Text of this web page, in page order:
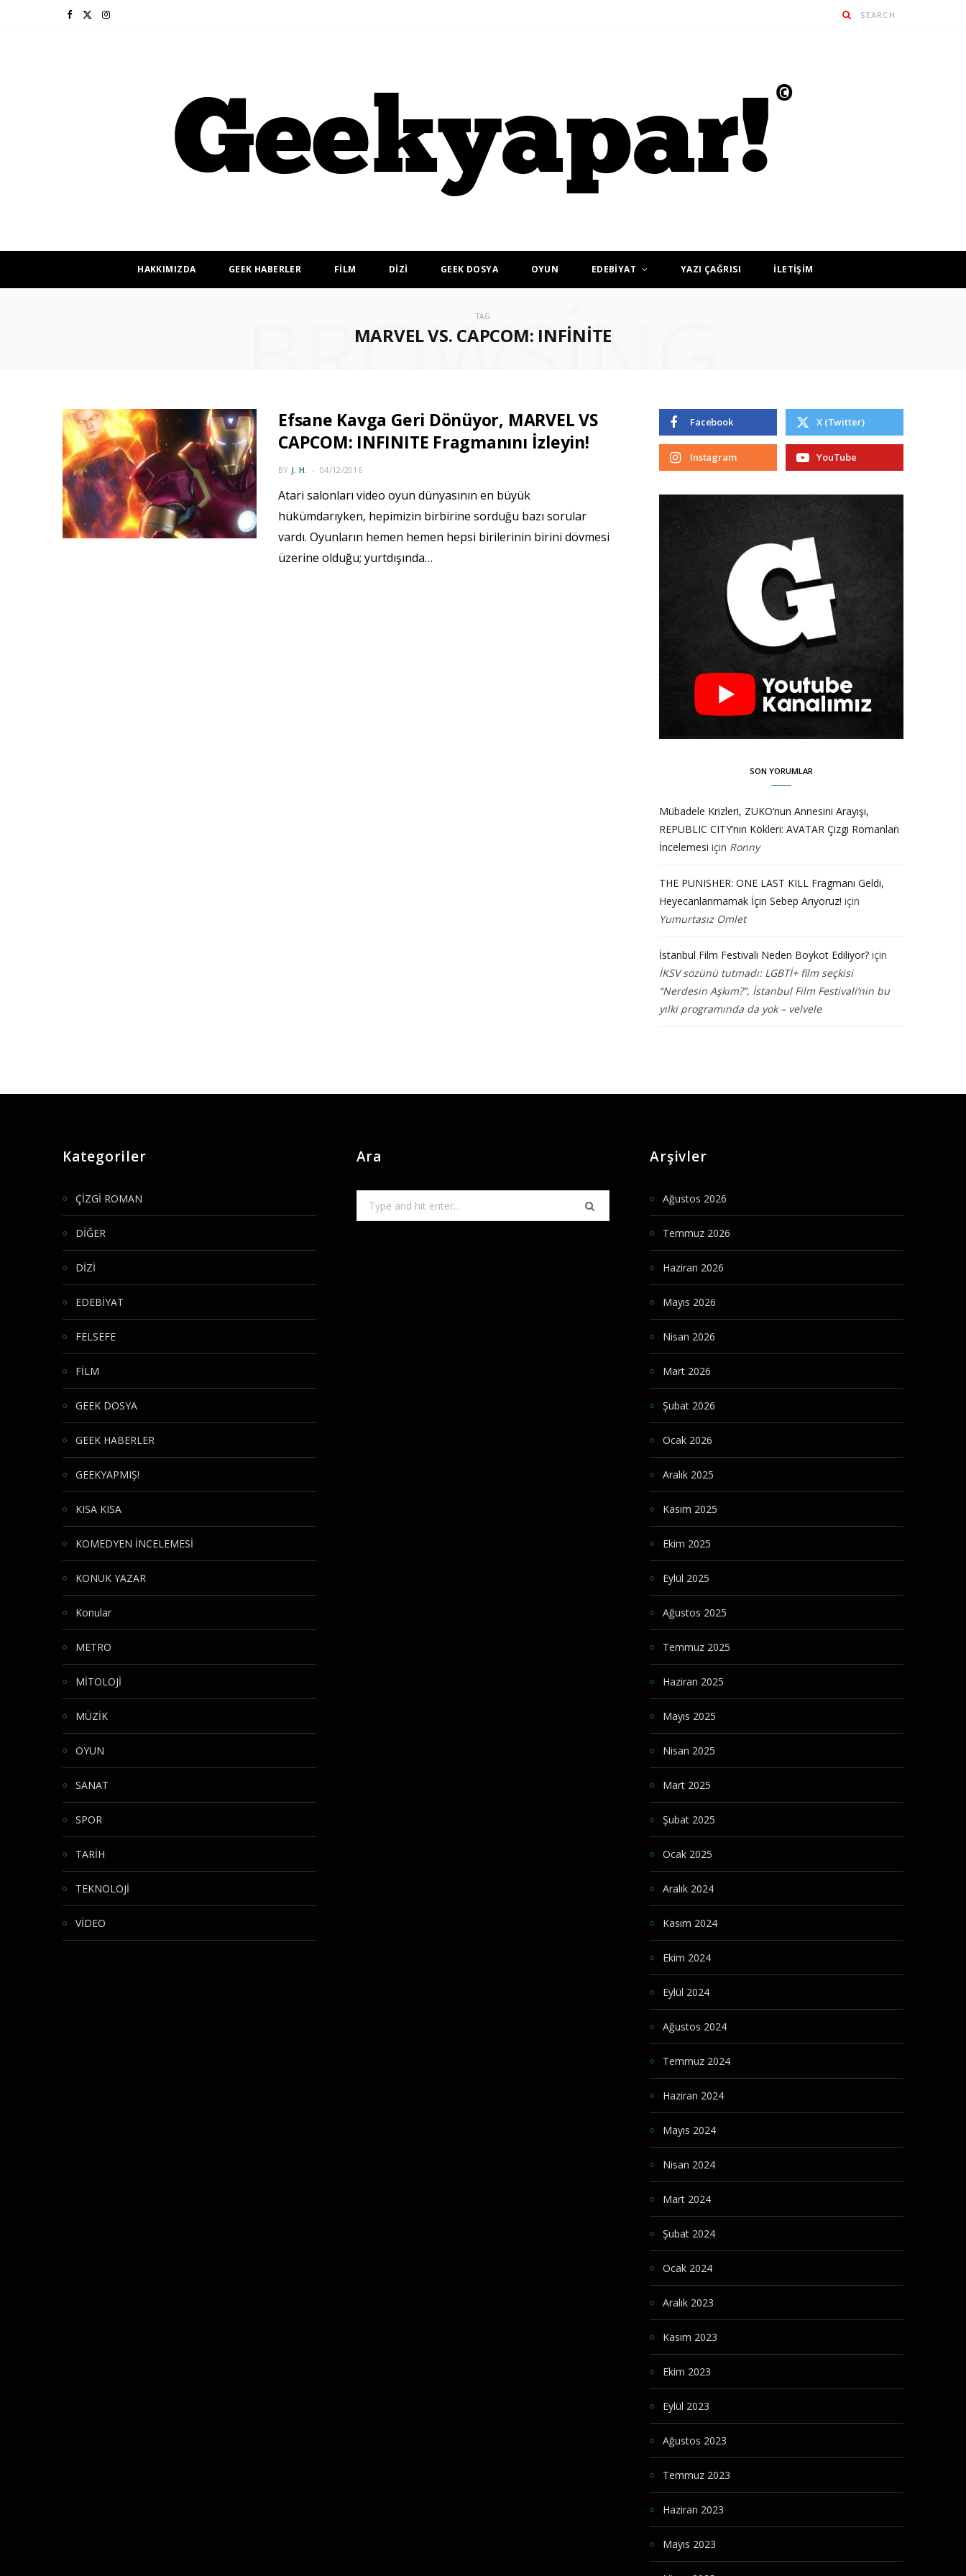
F I
HAKKIMIZDA GEEK HABERLER FİLM DİZİ GEEK DOSYA OYUN EDEBİYAT YAZI ÇAĞRISI İLETİŞİM
TAG
MARVEL VS. CAPCOM: INFINITE
BROWSING
Efsane Kavga Geri Dönüyor, MARVEL VS
CAPCOM: INFINITE Fragmanını İzleyin!
BY J. H. 04/12/2016
Atari salonları video oyun dünyasının en büyük
hükümdarıyken, hepimizin birbirine sorduğu bazı sorular
vardı. Oyunların hemen hemen hepsi birilerinin birini dövmesi
üzerine olduğu; yurtdışında…
Facebook X (Twitter)
Instagram YouTube
SON YORUMLAR
Mübadele Krizleri, ZUKO’nun Annesini Arayışı,
REPUBLIC CITY’nin Kökleri: AVATAR Çizgi Romanları
İncelemesi için Ronny
THE PUNISHER: ONE LAST KILL Fragmanı Geldi,
Heyecanlanmamak İçin Sebep Arıyoruz! için
Yumurtasız Omlet
İstanbul Film Festivali Neden Boykot Ediliyor? için
İKSV sözünü tutmadı: LGBTİ+ film seçkisi
“Nerdesin Aşkım?”, İstanbul Film Festivali’nin bu
yılki programında da yok – velvele
Kategoriler
ÇİZGİ ROMAN
DİĞER
DİZİ
EDEBİYAT
FELSEFE
FİLM
GEEK DOSYA
GEEK HABERLER
GEEKYAPMIŞ!
KISA KISA
KOMEDYEN İNCELEMESİ
KONUK YAZAR
Konular
METRO
MİTOLOJİ
MÜZİK
OYUN
SANAT
SPOR
TARİH
TEKNOLOJİ
VİDEO
Ara
for:
Arşivler
Ağustos 2026
Temmuz 2026
Haziran 2026
Mayıs 2026
Nisan 2026
Mart 2026
Şubat 2026
Ocak 2026
Aralık 2025
Kasım 2025
Ekim 2025
Eylül 2025
Ağustos 2025
Temmuz 2025
Haziran 2025
Mayıs 2025
Nisan 2025
Mart 2025
Şubat 2025
Ocak 2025
Aralık 2024
Kasım 2024
Ekim 2024
Eylül 2024
Ağustos 2024
Temmuz 2024
Haziran 2024
Mayıs 2024
Nisan 2024
Mart 2024
Şubat 2024
Ocak 2024
Aralık 2023
Kasım 2023
Ekim 2023
Eylül 2023
Ağustos 2023
Temmuz 2023
Haziran 2023
Mayıs 2023